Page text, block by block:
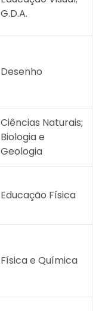
G.D.A.
Desenho
Ciências Naturais;
Biologia e
Geologia
Educação Física
Física e Química